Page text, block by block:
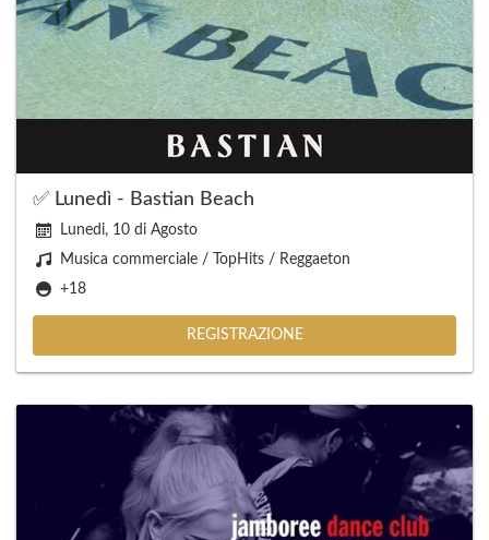
✅ Lunedì - Bastian Beach
Lunedi, 10 di Agosto
Musica commerciale / TopHits / Reggaeton
+18
REGISTRAZIONE